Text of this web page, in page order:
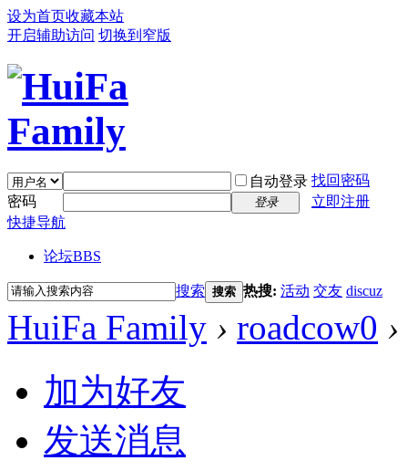
设为首页收藏本站
开启辅助访问 切换到窄版
自动登录 找回密码
密码
登录
立即注册
快捷导航
论坛BBS
搜索 搜索 热搜: 活动 交友 discuz
HuiFa Family › roadcow0 ›
加为好友
发送消息